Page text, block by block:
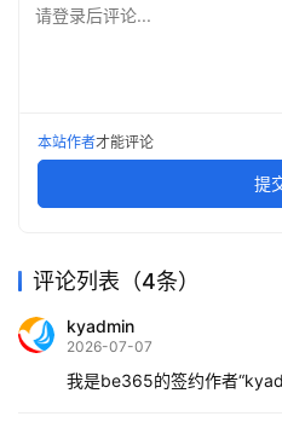
请登录后评论...
本站作者才能评论
提
评论列表（4条）
kyadmin
2026-07-07
我是be365的签约作者